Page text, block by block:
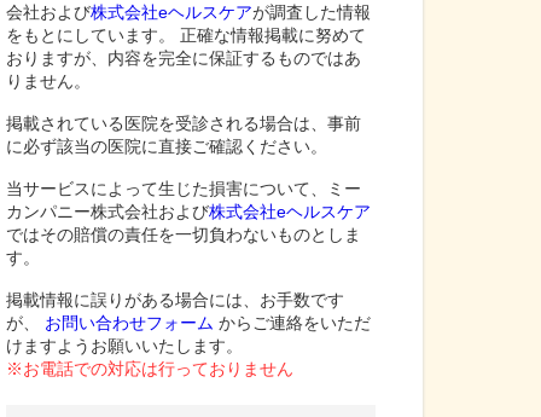
会社および株式会社eヘルスケアが調査した情報
をもとにしています。 正確な情報掲載に努めて
おりますが、内容を完全に保証するものではあ
りません。
掲載されている医院を受診される場合は、事前
に必ず該当の医院に直接ご確認ください。
当サービスによって生じた損害について、ミー
カンパニー株式会社および株式会社eヘルスケア
ではその賠償の責任を一切負わないものとしま
す。
掲載情報に誤りがある場合には、お手数です
が、
お問い合わせフォーム からご連絡をいただ
けますようお願いいたします。
※お電話での対応は行っておりません